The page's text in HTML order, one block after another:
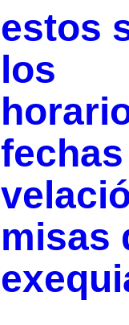
estos
los
misas